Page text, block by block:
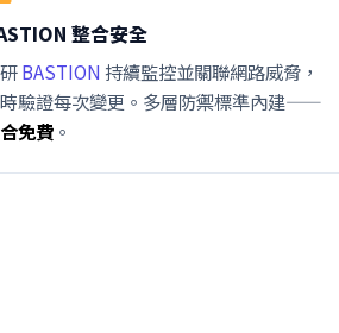
整合安全
BASTION 持續監控並關聯網路威脅，
驗證每次變更。多層防禦標準內建——
免費 。